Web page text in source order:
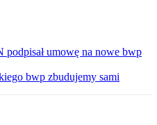
umowę na nowe bwp
bwp zbudujemy sami